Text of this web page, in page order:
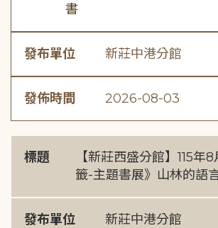
書
發布單位 新莊中港分館
發佈時間 2026-08-03
標題
【新莊西盛分館】115年
籤-主題書展》山林的語
發布單位 新莊中港分館